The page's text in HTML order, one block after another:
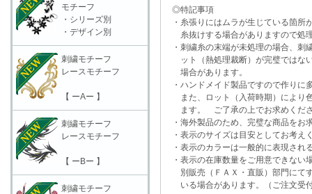
◎特記事項
・糸張りにはムラが生じている箇所
糸抜けする場合がありますので処
・刺繍糸の末端が未処理の場合、刺
ット（熱処理裁断）が完璧ではな
場合があります。
・ハンドメイド製品ですので作りに
また、ロット（入荷時期）により
ます。 ご了承の上でお求めくだ
・海外製品のため、完璧な商品をお
・表示のサイズは目安としてお考え
・表示のカラーは一般的に表現され
・表示の在庫数量をご用意できな
別販売（ＦＡＸ・直販）部門にて
いる場合があります。（ご注文受
モチーフ
・シリーズ別
・デザイン別
刺繍モチーフ
レースモチーフ
【 ーAー 】
刺繍モチーフ
レースモチーフ
【 ーBー 】
刺繍モチーフ